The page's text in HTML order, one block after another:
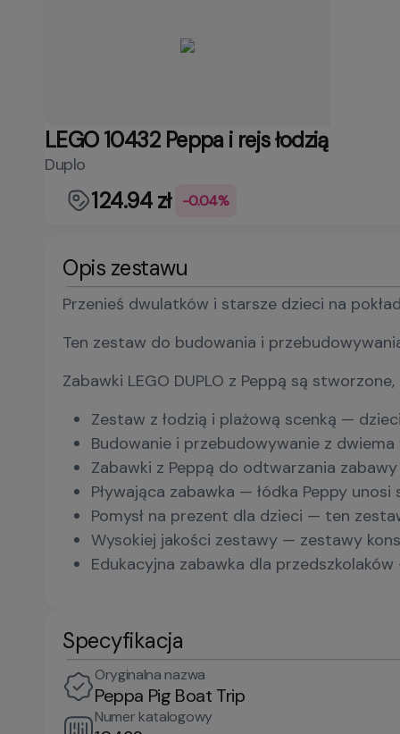
LEGO 10432 Peppa i rejs łodzią
Duplo
124.94 zł -0.04%
Opis zestawu
Przenieś dwulatków i starsze dzieci na
Ten zestaw do budowania i
Zabawki LEGO DUPLO z Peppą są
Zestaw z łodzią i plażową scenką —
Budowanie i przebudowywanie z
Zabawki z Peppą do odtwarzania
Pływająca zabawka — łódka Peppy
Pomysł na prezent dla dzieci — ten
Wysokiej jakości zestawy — zestawy
Edukacyjna zabawka dla
Specyfikacja
Oryginalna nazwa
Peppa Pig Boat Trip
Numer katalogowy